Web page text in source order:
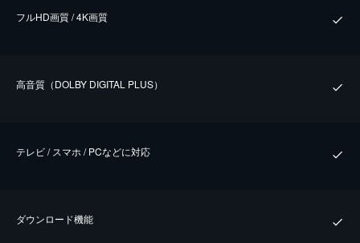
フルHD画質 / 4K画質
⾼⾳質（DOLBY DIGITAL PLUS）
テレビ / スマホ / PCなどに対応
ダウンロード機能